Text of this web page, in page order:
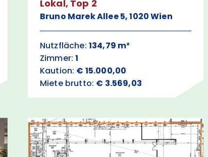
Lokal, Top 2
Bruno Marek Allee 5, 1020 Wien
Nutzfläche: 134,79 m²
Zimmer:1
Kaution: € 15.000,00
Miete brutto: € 3.569,03